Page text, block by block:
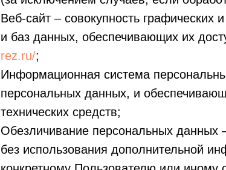
Веб-сайт – совокупность
и баз данных, обеспечивающих их
rez.ru/;
Информационная система
персональных данных, и
технических средств;
Обезличивание персональных данных
без использования дополнительной